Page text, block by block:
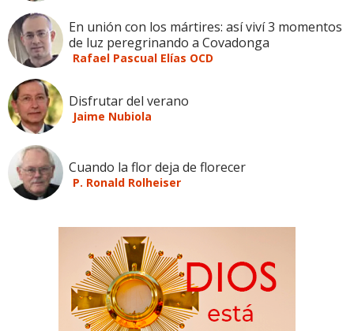
En unión con los mártires: así viví 3 momentos
de luz peregrinando a Covadonga
Rafael Pascual Elías OCD
Disfrutar del verano
Jaime Nubiola
Cuando la flor deja de florecer
P. Ronald Rolheiser